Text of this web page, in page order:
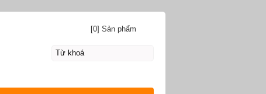
[0] Sản phẩm